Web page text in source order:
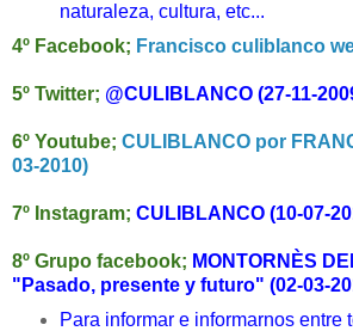
naturaleza, cultura, etc...
4º Facebook; Francisco culiblanco
5º Twitter; @CULIBLANCO (27-11-
6º Youtube; CULIBLANCO por
03-2010)
7º Instagram; CULIBLANCO (10-07-
8º Grupo facebook; MONTORNÈS
"Pasado, presente y futuro" (02-03-
Para informar e informarnos entre